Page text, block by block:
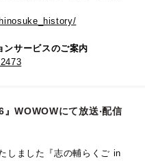
ンサービスのご案内
WOWOWにて放送‧配信
しました『志の輔らくご in